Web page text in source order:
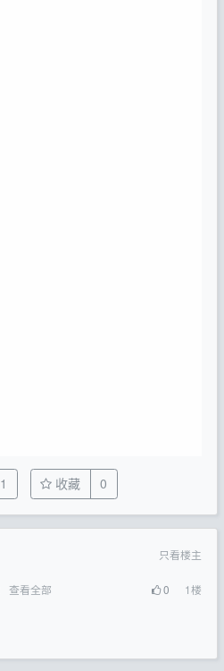
1 收藏 0
只看楼主
查看全部 0 1楼